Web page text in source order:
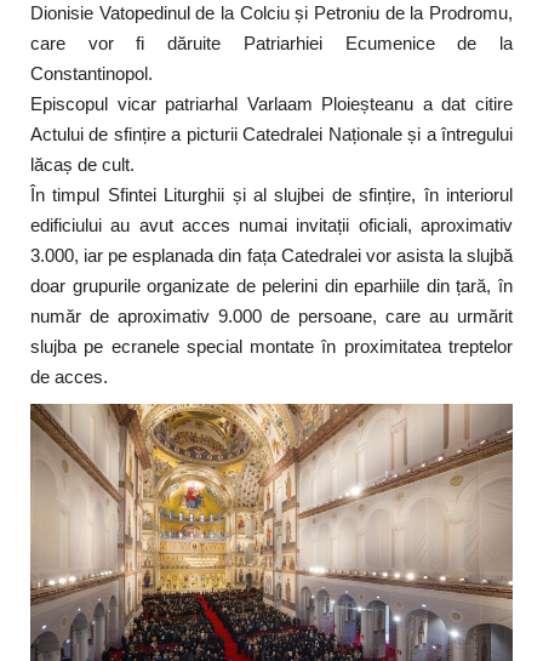
Dionisie Vatopedinul de la Colciu și Petroniu de la Prodromu,
care vor fi dăruite Patriarhiei Ecumenice de la
Constantinopol.
Episcopul vicar patriarhal Varlaam Ploieșteanu a dat citire
Actului de sfințire a picturii Catedralei Naționale și a întregului
lăcaș de cult.
În timpul Sfintei Liturghii și al slujbei de sfințire, în interiorul
edificiului au avut acces numai invitații oficiali, aproximativ
3.000, iar pe esplanada din fața Catedralei vor asista la slujbă
doar grupurile organizate de pelerini din eparhiile din țară, în
număr de aproximativ 9.000 de persoane, care au urmărit
slujba pe ecranele special montate în proximitatea treptelor
de acces.